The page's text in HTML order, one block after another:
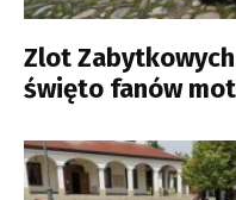
Zlot
święto fanów